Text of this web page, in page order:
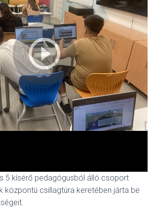
5 kísérő pedagógusból álló csoport
központú csillagtúra keretében járta be